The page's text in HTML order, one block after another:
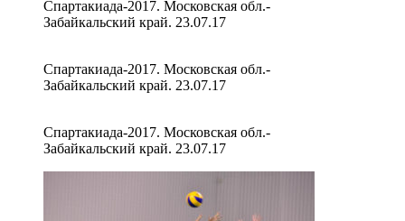
Спартакиада-2017. Московская обл.-
Забайкальский край. 23.07.17
Спартакиада-2017. Московская обл.-
Забайкальский край. 23.07.17
Спартакиада-2017. Московская обл.-
Забайкальский край. 23.07.17